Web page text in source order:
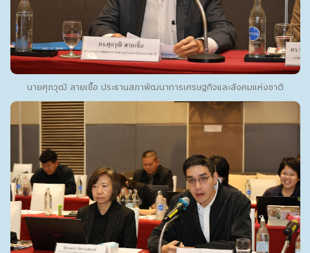
นายศุภวุฒิ สายเชื้อ ประธานสภาพัฒนาการเศรษฐกิจและสังคมแห่งชาติ